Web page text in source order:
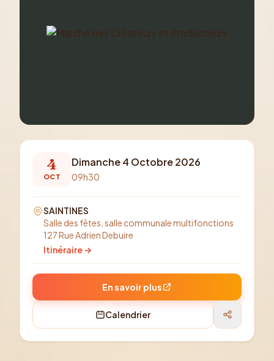
4
OCT
Dimanche 4 Octobre 2026
09h30
SAINTINES
Salle des fêtes, salle communale multifonctions
127 Rue Adrien Debuire
Itinéraire →
En savoir plus
Calendrier